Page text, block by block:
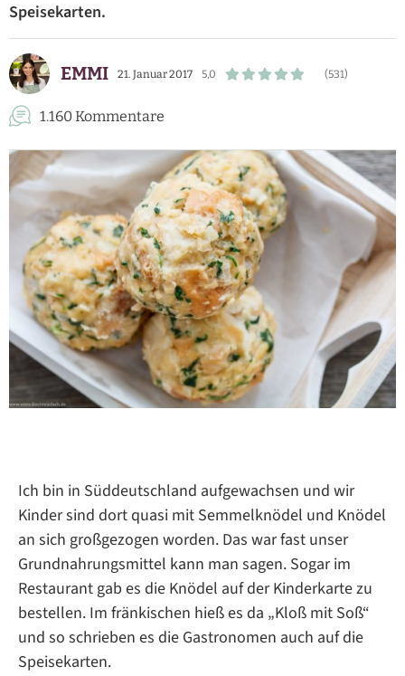
Speisekarten.
EMMI 21. Januar 2017 5,0 (531)
1.160 Kommentare
Ich bin in Süddeutschland aufgewachsen und wir
Kinder sind dort quasi mit Semmelknödel und Knödel
an sich großgezogen worden. Das war fast unser
Grundnahrungsmittel kann man sagen. Sogar im
Restaurant gab es die Knödel auf der Kinderkarte zu
bestellen. Im fränkischen hieß es da „Kloß mit Soß“
und so schrieben es die Gastronomen auch auf die
Speisekarten.